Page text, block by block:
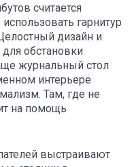
считается
гарнитур
дизайн и
обстановки
журнальный стол
интерьере
Там, где не
на помощь
выстраивают